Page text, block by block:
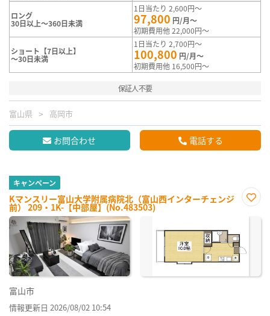
ロング
30日以上～360日未満
1日当たり 2,600円～
97,800 円/月～
初期費用他 22,000円～
ショート【7日以上】
～30日未満
1日当たり 2,700円～
100,800 円/月～
初期費用他 16,500円～
保証人不要
富山県 高岡市
お問合わせ 電話する
キャンペーン
Kマンスリー富山大学附属病院北（富山西インターチェンジ
前） 209・1K-【中部屋】(No.483503)
に入
富山市
情報更新日 2026/08/02 10:54